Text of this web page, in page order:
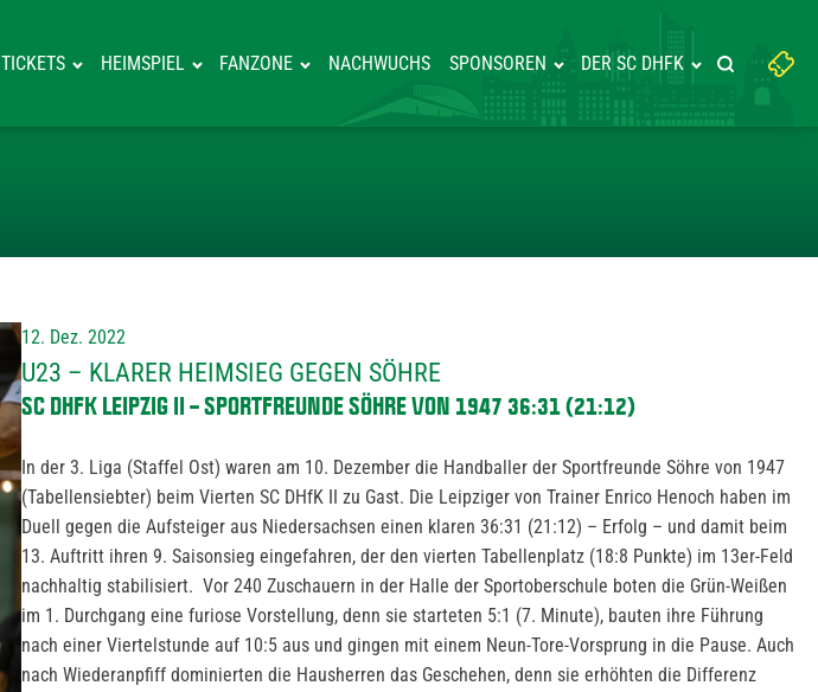
TICKETS HEIMSPIEL FANZONE NACHWUCHS SPONSOREN DER SC DHFK
Suchbegriff
eingeben:
Suche
12. Dez. 2022
U23 – KLARER HEIMSIEG GEGEN SÖHRE
SC DHFK LEIPZIG II – SPORTFREUNDE SÖHRE VON 1947 36:31 (21:12)
In der 3. Liga (Staffel Ost) waren am 10. Dezember die Handballer der Sportfreunde Söhre von 1947
(Tabellensiebter) beim Vierten SC DHfK II zu Gast. Die Leipziger von Trainer Enrico Henoch haben im
Duell gegen die Aufsteiger aus Niedersachsen einen klaren 36:31 (21:12) – Erfolg – und damit beim
13. Auftritt ihren 9. Saisonsieg eingefahren, der den vierten Tabellenplatz (18:8 Punkte) im 13er-Feld
nachhaltig stabilisiert. Vor 240 Zuschauern in der Halle der Sportoberschule boten die Grün-Weißen
im 1. Durchgang eine furiose Vorstellung, denn sie starteten 5:1 (7. Minute), bauten ihre Führung
nach einer Viertelstunde auf 10:5 aus und gingen mit einem Neun-Tore-Vorsprung in die Pause. Auch
nach Wiederanpfiff dominierten die Hausherren das Geschehen, denn sie erhöhten die Differenz